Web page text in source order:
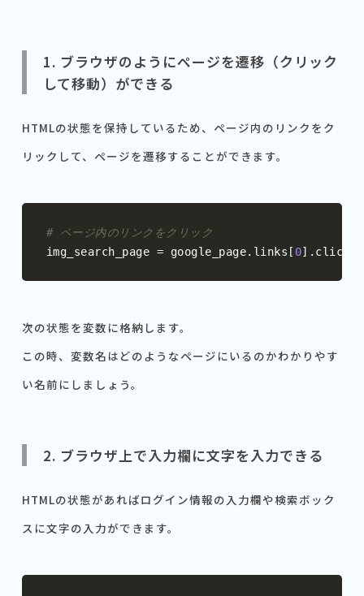
1. ブラウザのようにページを遷移（クリック
して移動）ができる
HTMLの状態を保持しているため、ページ内のリンクをク
リックして、ページを遷移することができます。
# ページ内のリンクをクリック
img_search_page = google_page. links [ 0]. click
次の状態を変数に格納します。
この時、変数名はどのようなページにいるのかわかりやす
い名前にしましょう。
2. ブラウザ上で入力欄に文字を入力できる
HTMLの状態があればログイン情報の入力欄や検索ボック
スに文字の入力ができます。